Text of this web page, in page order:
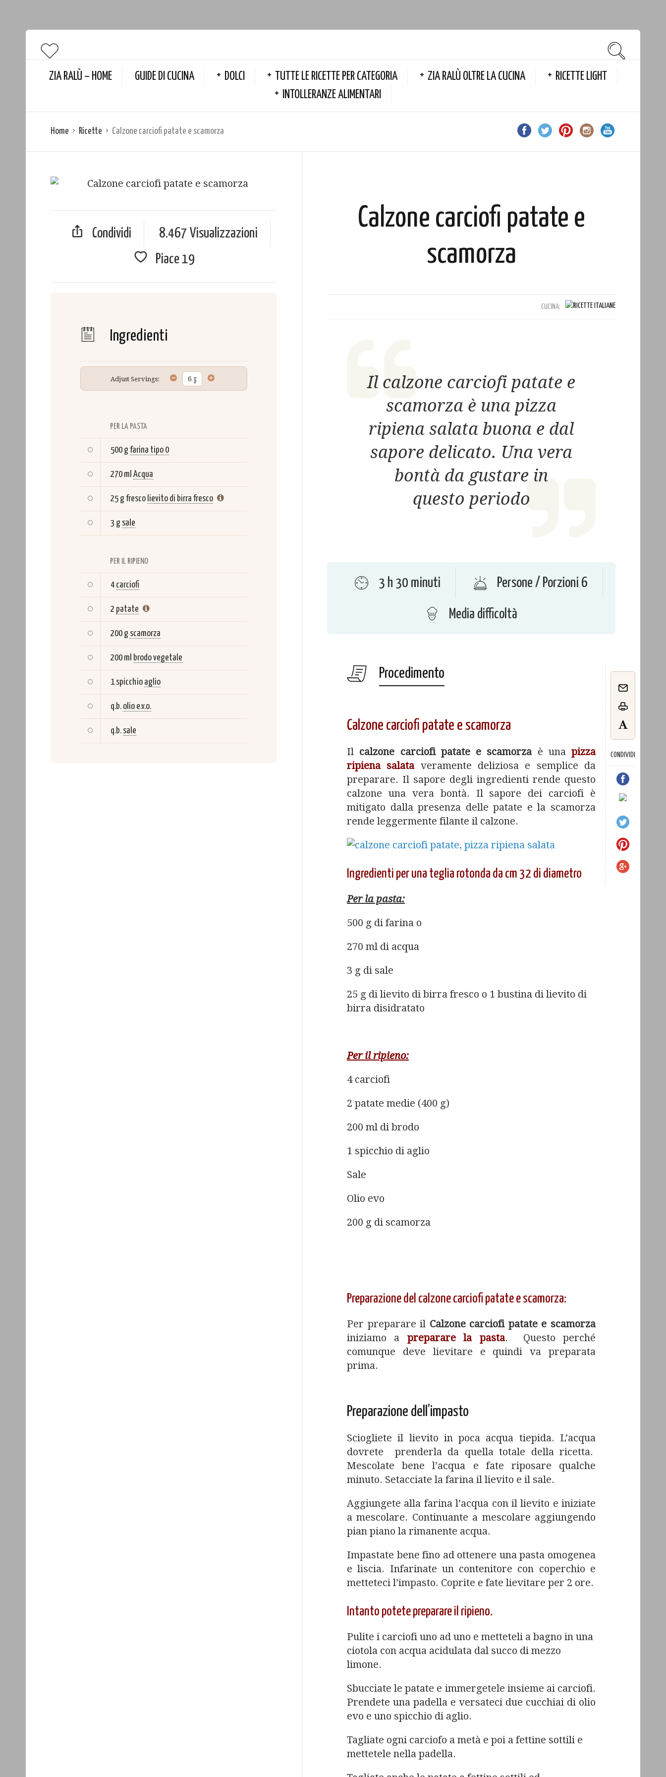
ZIA RALÙ – HOME GUIDE DI CUCINA DOLCI TUTTE LE RICETTE PER CATEGORIA ZIA RALÙ OLTRE LA CUCINA
RICETTE LIGHT
INTOLLERANZE ALIMENTARI
Home Ricette Calzone carciofi patate e scamorza
Condividi
8.467 Visualizzazioni
Piace 19
Ingredienti
Adjust Servings:
PER LA PASTA
500 gfarina tipo 0
270 ml Acqua
25 g fresco lievito di birra fresco
3 g sale
PER IL RIPIENO
4 carciofi
2 patate
200 g scamorza
200 ml brodo vegetale
1 spicchio aglio
q.b. olio e.v.o.
q.b. sale
Calzone carciofi patate e
scamorza
CUCINA:
Il calzone carciofi patate e
scamorza è una pizza
ripiena salata buona e dal
sapore delicato. Una vera
bontà da gustare in
questo periodo
3 h 30 minuti Persone / Porzioni 6
Media difficoltà
Procedimento
CONDIVIDI
Calzone carciofi patate e scamorza
Il calzone carciofi patate e scamorza è una pizza
ripiena salataveramente deliziosa e semplice da
preparare. Il sapore degli ingredienti rende questo
calzone una vera bontà. Il sapore dei carciofi è
mitigato dalla presenza delle patate e la scamorza
rende leggermente filante il calzone.
Ingredienti per una teglia rotonda da cm 32 di diametro
Per la pasta:
500 g di farina o
270 ml di acqua
3 g di sale
25 g di lievito di birra fresco o 1 bustina di lievito di
birra disidratato
Per il ripieno:
4 carciofi
2 patate medie (400 g)
200 ml di brodo
1 spicchio di aglio
Sale
Olio evo
200 g di scamorza
Preparazione del calzone carciofi patate e scamorza:
Per preparare il Calzone carciofi patate e scamorza
iniziamo a preparare la pasta. Questo perché
comunque deve lievitare e quindi va preparata
prima.
Preparazione dell’impasto
Sciogliete il lievito in poca acqua tiepida. L’acqua
dovrete prenderla da quella totale della ricetta.
Mescolate bene l’acqua e fate riposare qualche
minuto. Setacciate la farina il lievito e il sale.
Aggiungete alla farina l’acqua con il lievito e iniziate
a mescolare. Continuante a mescolare aggiungendo
pian piano la rimanente acqua.
Impastate bene fino ad ottenere una pasta omogenea
e liscia. Infarinate un contenitore con coperchio e
metteteci l’impasto. Coprite e fate lievitare per 2 ore.
Intanto potete preparare il ripieno.
Pulite i carciofi uno ad uno e metteteli a bagno in una
ciotola con acqua acidulata dal succo di mezzo
limone.
Sbucciate le patate e immergetele insieme ai carciofi.
Prendete una padella e versateci due cucchiai di olio
evo e uno spicchio di aglio.
Tagliate ogni carciofo a metà e poi a fettine sottili e
mettetele nella padella.